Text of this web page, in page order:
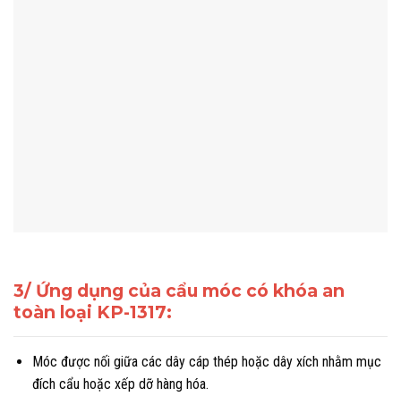
3/ Ứng dụng của cẩu móc có khóa an
toàn loại KP-1317:
Móc được nối giữa các dây cáp thép hoặc dây xích nhằm mục
đích cẩu hoặc xếp dỡ hàng hóa.